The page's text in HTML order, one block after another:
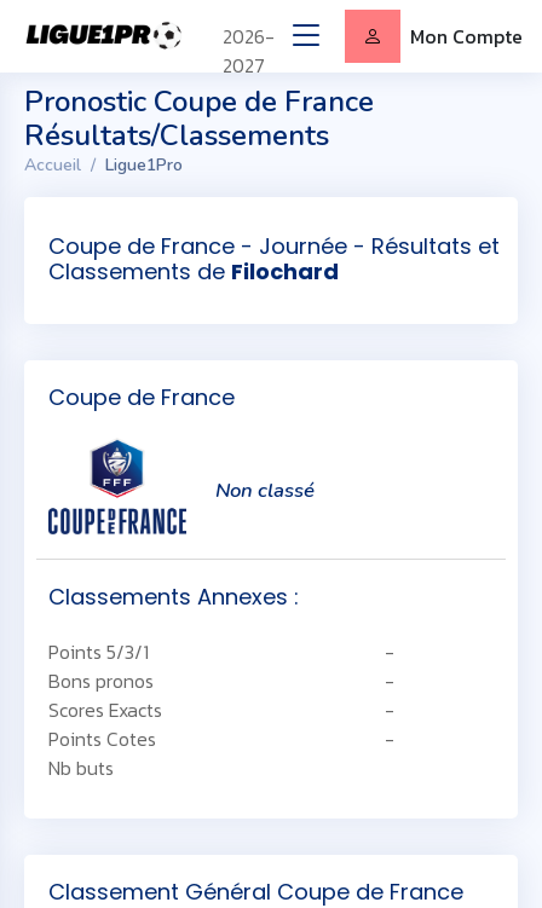
Pronostic Coupe de France
Résultats/Classements
Accueil Ligue1Pro
2026-
2027
Mon Compte
Coupe de France - Journée - Résultats et
Classements de Filochard
Coupe de France
Non classé
Classements Annexes :
Points 5/3/1
-
Bons pronos
-
Scores Exacts
-
Points Cotes
-
Nb buts
Classement Général Coupe de France